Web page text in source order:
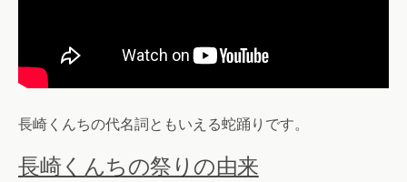
長崎くんちの代名詞ともいえる蛇踊りです。
長崎くんちの祭りの由来